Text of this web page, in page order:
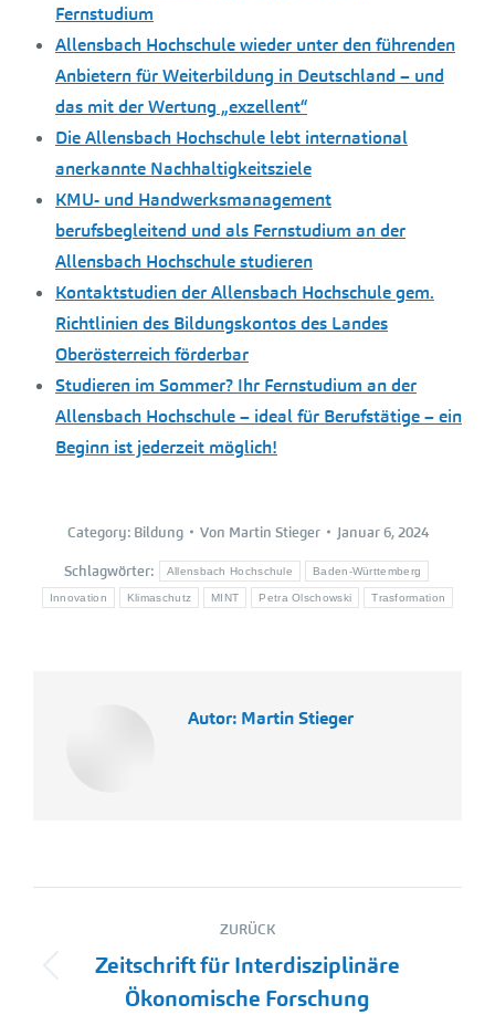
Fernstudium
Allensbach Hochschule wieder unter den führenden
Anbietern für Weiterbildung in Deutschland – und
das mit der Wertung „exzellent“
Die Allensbach Hochschule lebt international
anerkannte Nachhaltigkeitsziele
KMU- und Handwerksmanagement
berufsbegleitend und als Fernstudium an der
Allensbach Hochschule studieren
Kontaktstudien der Allensbach Hochschule gem.
Richtlinien des Bildungskontos des Landes
Oberösterreich förderbar
Studieren im Sommer? Ihr Fernstudium an der
Allensbach Hochschule – ideal für Berufstätige – ein
Beginn ist jederzeit möglich!
Category: Bildung Von Martin Stieger Januar 6, 2024
Schlagwörter: Allensbach Hochschule Baden-Württemberg
Innovation Klimaschutz MINT Petra Olschowski Trasformation
Autor: Martin Stieger
Kommentarnavigation
ZURÜCK
Vorheriger
Beitrag:
Zeitschrift für Interdisziplinäre
Ökonomische Forschung